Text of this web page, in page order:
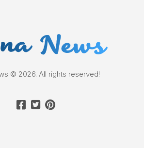
© 2026. All rights reserved!